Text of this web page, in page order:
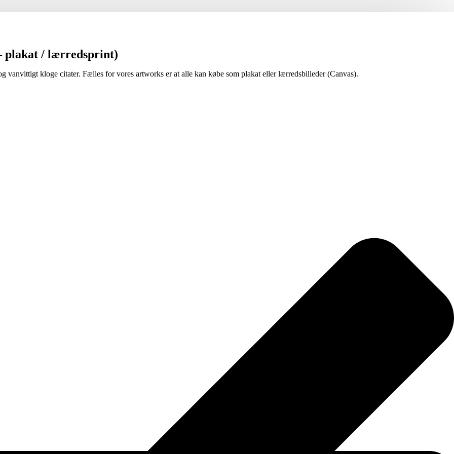
plakat / lærredsprint)
vanvittigt kloge citater. Fælles for vores artworks er at alle kan købe som plakat eller lærredsbilleder (Canvas).